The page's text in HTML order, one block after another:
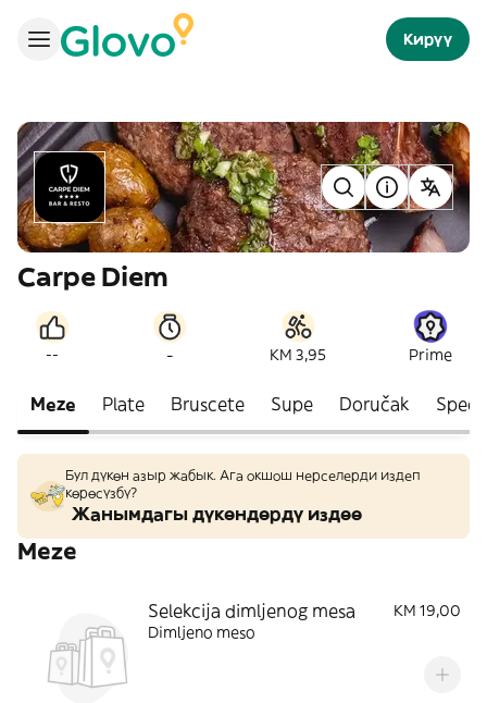
Кирүү
Carpe Diem
-- - KM 3,95 Prime
Meze Plate Bruscete Supe Doručak
Бул дүкөн азыр жабык. Ага окшош нерселерди издеп
көрөсүзбү?
Жанымдагы дүкөндөрдү издөө
Meze
Selekcija dimljenog mesa
KM 19,00
Dimljeno meso